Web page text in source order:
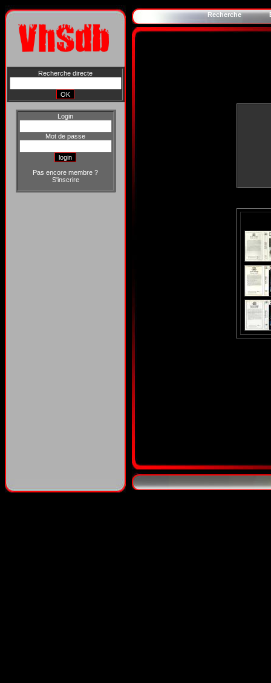
Recherche directe
Login
Mot de passe
Pas encore membre ?
S'inscrire
Recherche